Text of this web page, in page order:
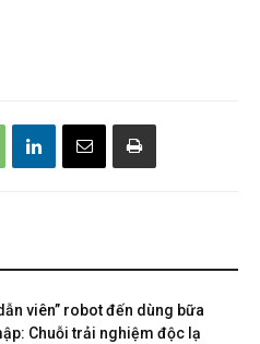
viên” robot đến dùng bữa
Chuỗi trải nghiệm độc lạ